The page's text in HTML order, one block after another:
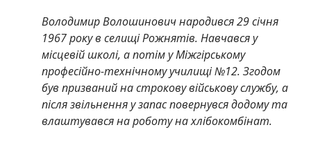
Володимир Волошинович народився 29 січня
1967 року в селищі Рожнятів. Навчався у
місцевій школі, а потім у Міжгірському
професійно-технічному училищі №12. Згодом
був призваний на строкову військову службу, а
після звільнення у запас повернувся додому та
влаштувався на роботу на хлібокомбінат.